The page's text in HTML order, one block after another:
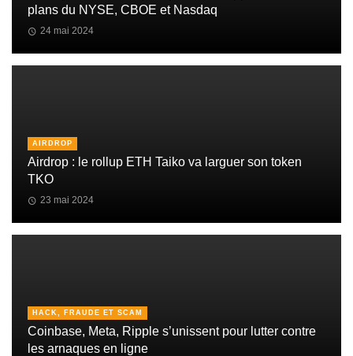
plans du NYSE, CBOE et Nasdaq
24 mai 2024
AIRDROP
Airdrop : le rollup ETH Taiko va larguer son token
TKO
23 mai 2024
HACK, FRAUDE ET SCAM
Coinbase, Meta, Ripple s’unissent pour lutter contre
les arnaques en ligne